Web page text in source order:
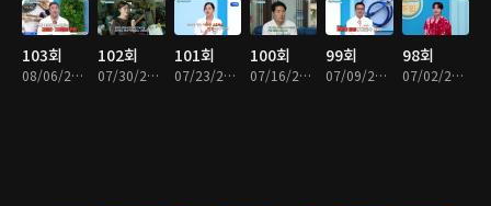
103회
08/06/2026 • 46분
102회
07/30/2026 • 46분
101회
07/23/2026 • 46분
100회
07/16/2026 • 46분
99회
07/09/2026 • 46분
98회
07/02/2026 • 46분